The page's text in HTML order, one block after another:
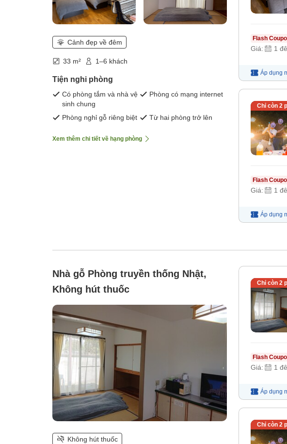
Cảnh đẹp về đêm
33 m² 1–6 khách
Tiện nghi phòng
Có phòng tắm và nhà vệ
sinh chung
Phòng có mạng internet
Phòng nghỉ gỗ riêng biệt Từ hai phòng trở lên
Xem thêm chi tiết về hạng phòng
Flash
Giá: 1
Áp dụng
Chỉ còn 2
Flash
Giá: 1
Áp dụng
Nhà gỗ Phòng truyền thống Nhật,
Không hút thuốc
Không hút thuốc
Chỉ còn 2
Flash
Giá: 1
Áp dụng
Chỉ còn 2